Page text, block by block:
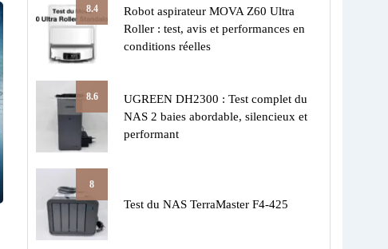
8.4
Robot aspirateur MOVA Z60 Ultra
Roller : test, avis et performances en
conditions réelles
8.6
UGREEN DH2300 : Test complet du
NAS 2 baies abordable, silencieux et
performant
8
Test du NAS TerraMaster F4-425